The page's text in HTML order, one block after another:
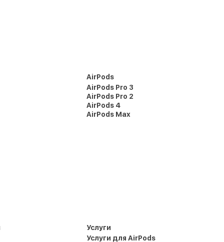
AirPods
AirPods Pro 3
AirPods Pro 2
AirPods 4
AirPods Max
Услуги
Услуги для AirPods